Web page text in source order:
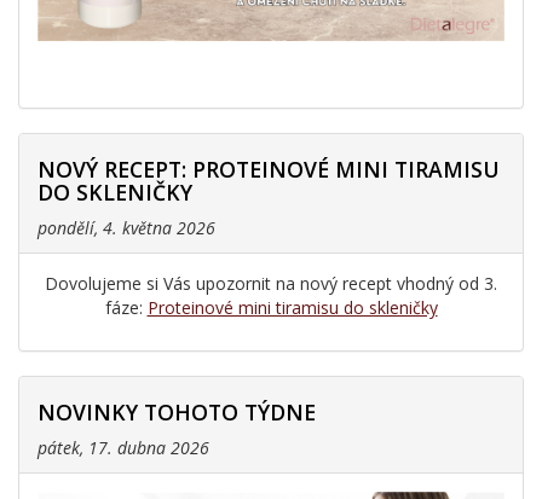
NOVÝ RECEPT: PROTEINOVÉ MINI TIRAMISU
DO SKLENIČKY
pondělí, 4. května 2026
Dovolujeme si Vás upozornit na nový recept vhodný od 3.
fáze: Proteinové mini tiramisu do skleničky
NOVINKY TOHOTO TÝDNE
pátek, 17. dubna 2026